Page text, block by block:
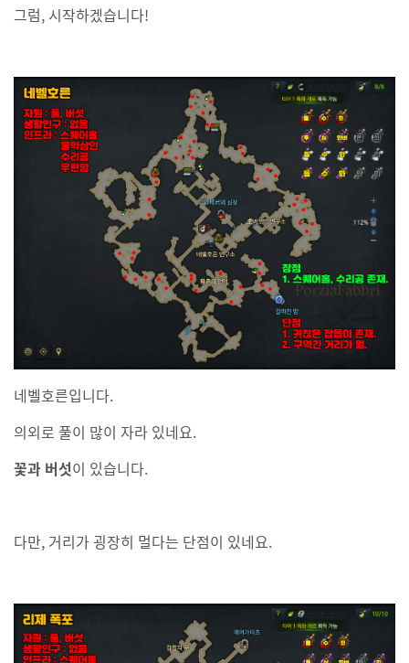
그럼, 시작하겠습니다!
네벨호른입니다.
의외로 풀이 많이 자라 있네요.
꽃과 버섯이 있습니다.
다만, 거리가 굉장히 멀다는 단점이 있네요.